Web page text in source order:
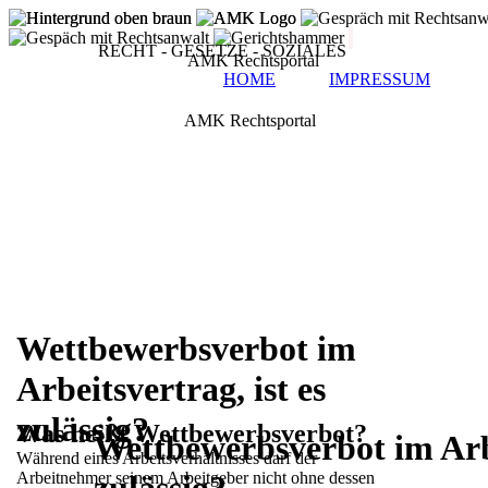
Wettbewerbsverbot im
AMK Rechtsportal
Wettbewerbsverbot im
Arbeitsvertrag, ist es
zulässig?
Was heißt Wettbewerbsverbot?
Während eines Arbeitsverhältnisses darf der
Arbeitnehmer seinem Arbeitgeber nicht ohne dessen
AMK Rechtsportal
RECHT - GESETZE - SOZIALES
HOME
IMPRESSUM